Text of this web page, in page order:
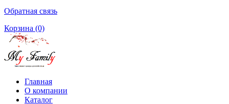
Обратная связь
Корзина (0)
Главная
О компании
Каталог